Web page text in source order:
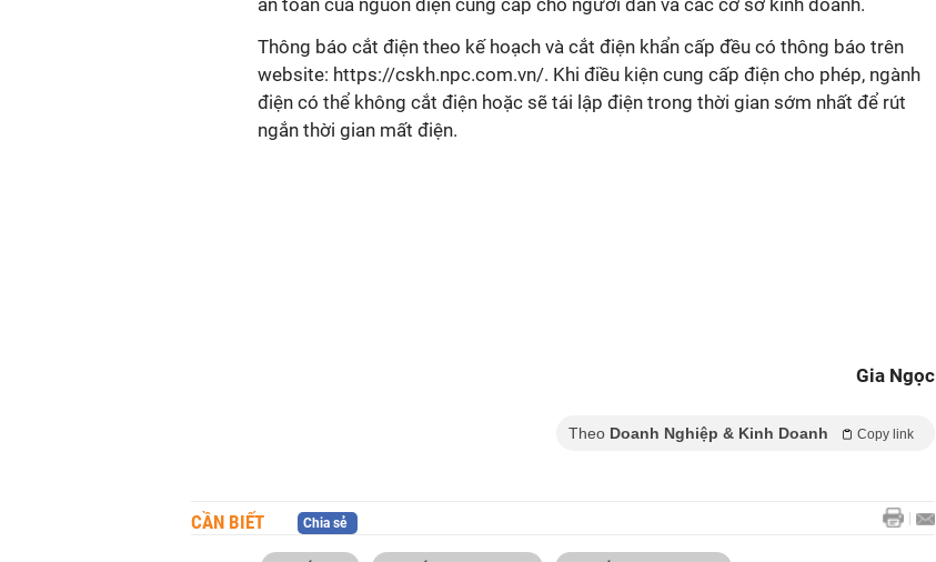
an toàn của nguồn điện cung cấp cho người dân và các cơ sở kinh doanh.
Thông báo cắt điện theo kế hoạch và cắt điện khẩn cấp đều có thông báo trên
website: https://cskh.npc.com.vn/. Khi điều kiện cung cấp điện cho phép, ngành
điện có thể không cắt điện hoặc sẽ tái lập điện trong thời gian sớm nhất để rút
ngắn thời gian mất điện.
Gia Ngọc
Theo Doanh Nghiệp & Kinh Doanh Copy link
CẦN BIẾT Chia sẻ